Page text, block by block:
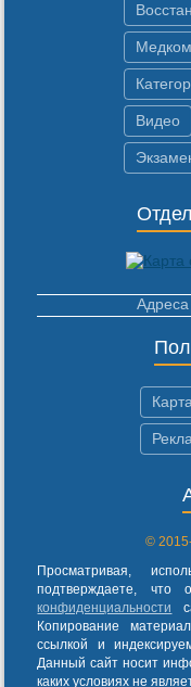
Видео
©
Просматривая,
подтверждаете, что
конфиденциальности
Копирование
ссылкой и
Данный сайт носит
каких условиях не